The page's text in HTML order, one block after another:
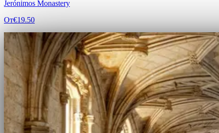
Jerónimos Monastery
От€19.50